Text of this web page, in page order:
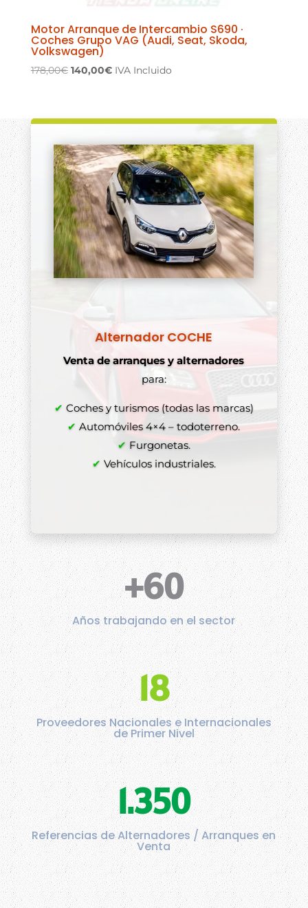
Motor Arranque de Intercambio S690 ·
Coches Grupo VAG (Audi, Seat, Skoda,
Volkswagen)
178,00€ El
era:
140,00€El
es:
IVA Incluido
Alternador COCHE
Venta de arranques y alternadores
para:
✔ Coches y turismos (todas las marcas)
✔ Automóviles 4×4 – todoterreno.
✔ Furgonetas.
✔ Vehículos industriales.
+60
Años trabajando en el sector
18
Proveedores Nacionales e Internacionales
de Primer Nivel
1.350
Referencias de Alternadores / Arranques en
Venta